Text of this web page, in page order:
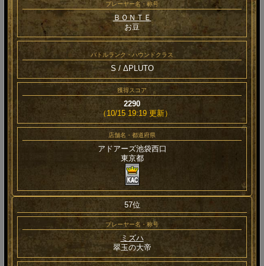
プレーヤー名・称号
ＢＯＮＴＥ
お豆
バトルランク・ハウンドクラス
S / ΔPLUTO
獲得スコア
2290
（10/15 19:19 更新）
店舗名・都道府県
アドアーズ池袋西口
東京都
57位
プレーヤー名・称号
ミズハ
翠玉の大帝